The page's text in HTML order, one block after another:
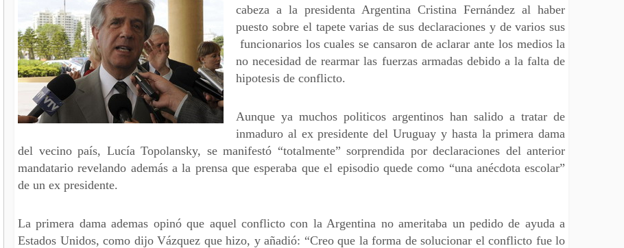
cabeza a la presidenta Argentina Cristina Fernández al haber
puesto sobre el tapete varias de sus declaraciones y de varios sus
funcionarios los cuales se cansaron de aclarar ante los medios la
no necesidad de rearmar las fuerzas armadas debido a la falta de
hipotesis de conflicto.
Aunque ya muchos politicos argentinos han salido a tratar de
inmaduro al ex presidente del Uruguay y hasta la primera dama
del vecino país, Lucía Topolansky, se manifestó “totalmente” sorprendida por declaraciones del anterior
mandatario revelando además a la prensa que esperaba que el episodio quede como “una anécdota escolar”
de un ex presidente.
La primera dama ademas opinó que aquel conflicto con la Argentina no ameritaba un pedido de ayuda a
Estados Unidos, como dijo Vázquez que hizo, y añadió: “Creo que la forma de solucionar el conflicto fue lo